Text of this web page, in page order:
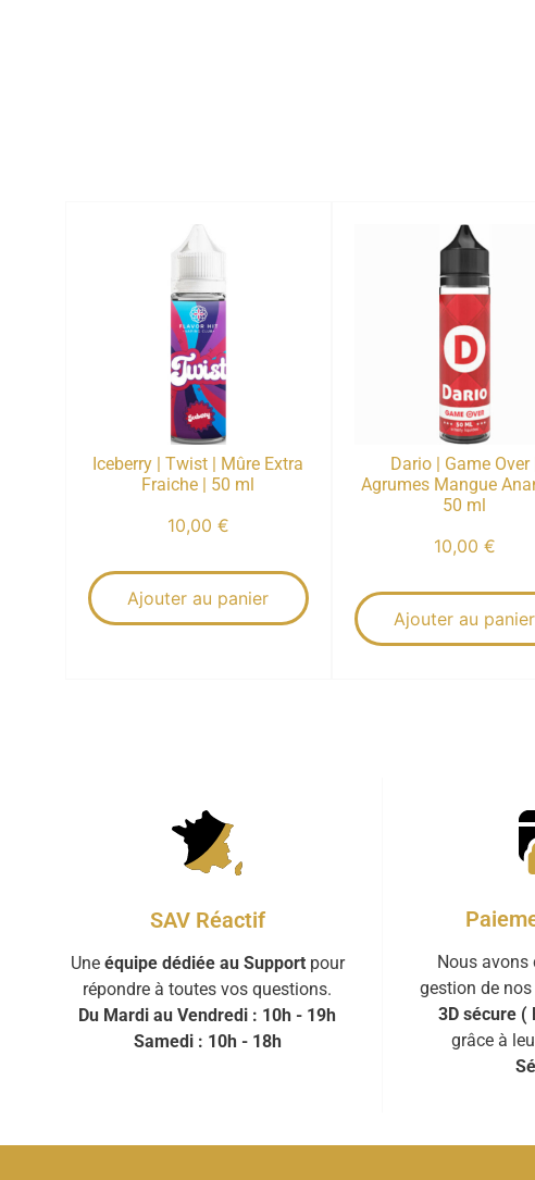
Iceberry | Twist | Mûre Extra
Fraiche | 50 ml
10,00 €
Ajouter au panier
Dario | Game Over
Agrumes Mangue
50 ml
10,00 €
Ajouter au panier
SAV Réactif
Une équipe dédiée au Supportpour
répondre à toutes vos questions.
Du Mardi au Vendredi : 10h - 19h
Samedi : 10h - 18h
Nous avons
gestion de
3D sécure (
grâce à